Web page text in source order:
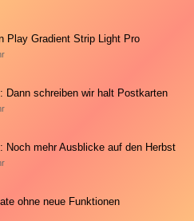
Play Gradient Strip Light Pro
Dann schreiben wir halt Postkarten
Noch mehr Ausblicke auf den Herbst
ohne neue Funktionen